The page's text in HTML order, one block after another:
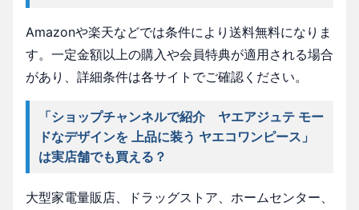
Amazonや楽天などでは条件により送料無料になりま
す。一定金額以上の購入や会員特典が適用される場合
があり、詳細条件は各サイトでご確認ください。
「ショップチャンネルで紹介 ヤエアジュテ モー
ドなデザインを 上品に装う ヤエコワンピース」
は実店舗でも買える？
大型家電量販店、ドラッグストア、ホームセンター、